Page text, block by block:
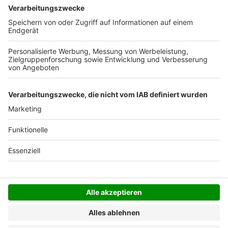
Versandkosten.
Der Bestellprozess ist mit Hilfe eines SSL-
SERVICE HOTLINE
SHOP SERVICE